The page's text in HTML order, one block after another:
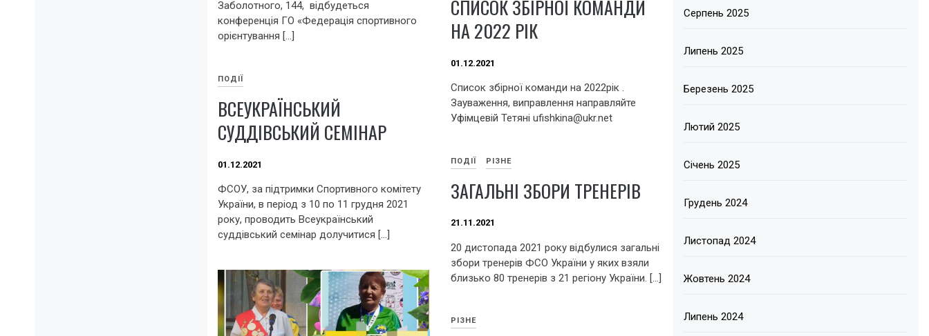
Заболотного, 144, відбудеться
конференція ГО «Федерація спортивного
орієнтування […]
СПИСОК ЗБІРНОЇ КОМАНДИ
НА 2022 РІК
01.12.2021
Cписок збірної команди на 2022рік .
Зауваження, виправлення направляйте
Уфімцевій Тетяні ufishkina@ukr.net
ПОДІЇ
ВСЕУКРАЇНСЬКИЙ
СУДДІВСЬКИЙ СЕМІНАР
01.12.2021
ФСОУ, за підтримки Спортивного комітету
України, в період з 10 по 11 грудня 2021
року, проводить Всеукраїнський
суддівський семінар долучитися […]
ПОДІЇ РІЗНЕ
ЗАГАЛЬНІ ЗБОРИ ТРЕНЕРІВ
21.11.2021
20 дистопада 2021 року відбулися загальні
збори тренерів ФСО України у яких взяли
близько 80 тренерів з 21 регіону України. […]
РІЗНЕ
Серпень 2025
Липень 2025
Березень 2025
Лютий 2025
Січень 2025
Грудень 2024
Листопад 2024
Жовтень 2024
Липень 2024